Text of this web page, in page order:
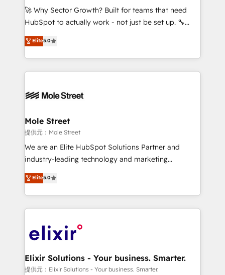
with good people' and have worked with incredible
brands. You can see some of them on our website,
🚀 Why Sector Growth? Built for teams that need
HubSpot to actually work - not just be set up. 🔧
HubSpot Experts: Onboarding, migrations,
automation, and training built for adoption. ⚡ Highly
Technical Execution: ERP, EMR and Custom
Integrations; complex builds delivered in weeks, not
workflows; automation agents; process optimization
Healthcare: HIPAA implementations; secure data
workflows 💼 Financial Services: compliant
workflows; audit-ready reporting ⚖️ Legal: client
intake; pipeline and document workflows 🛒 E-
revenue automation 🏢 Real Estate: deal pipelines;
portfolio and lifecycle management 🏭
HIPAA-aware; CASL-compliant; GDPR-ready
implementations where required 💡 Why 500+
built to scale.
Elite5.0
Mole Street
提供元：Mole Street
We are an Elite HubSpot Solutions Partner and
industry-leading technology and marketing
consultancy. Our focus is on enterprise and mid-
market B2B companies globally that want a strategic
approach to execute their goals through creative
applications of our solutions; Technical HubSpot
Design, Migrations + Integrations. Mole Street’s
greatness, which is achieved through creating
absolute clarity, derived from a well-defined
Elite5.0
Elixir Solutions - Your business. Smarter.
提供元：Elixir Solutions - Your business. Smarter.